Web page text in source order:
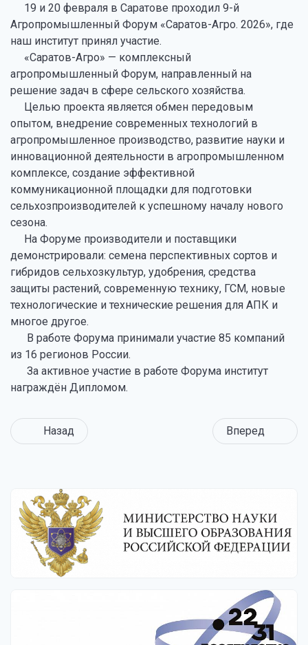
19 и 20 февраля в Саратове проходил 9-й
Агропромышленный Форум «Саратов-Агро. 2026», где
наш институт принял участие.
«Саратов-Агро» — комплексный
агропромышленный Форум, направленный на
решение задач в сфере сельского хозяйства.
Целью проекта является обмен передовым
опытом, внедрение современных технологий в
агропромышленное производство, развитие науки и
инновационной деятельности в агропромышленном
комплексе, создание эффективной
коммуникационной площадки для подготовки
сельхозпроизводителей к успешному началу нового
сезона.
На Форуме производители и поставщики
демонстрировали: семена перспективных сортов и
гибридов сельхозкультур, удобрения, средства
защиты растений, современную технику, ГСМ, новые
технологические и технические решения для АПК и
многое другое.
В работе Форума принимали участие 85 компаний
из 16 регионов России.
За активное участие в работе Форума институт
награждён Дипломом.
Назад Вперед